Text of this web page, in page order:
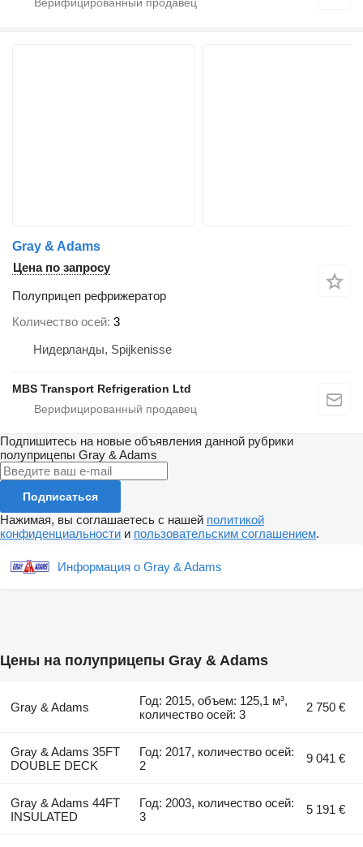
Gray & Adams
Цена по запросу
Полуприцеп рефрижератор
Количество осей 3
Нидерланды, Spijkenisse
MBS Transport Refrigeration Ltd
Подпишитесь на новые объявления данной рубрики
полуприцепы Gray & Adams
Подписаться
Нажимая, вы соглашаетесь с нашей политикой
конфиденциальности и пользовательским соглашением.
Информация о Gray & Adams
Цены на полуприцепы Gray & Adams
Gray & Adams
Год: 2015, объем: 125,1 м³,
количество осей: 3
2 750 €
Gray & Adams 35FT
DOUBLE DECK
Год: 2017, количество осей:
2
9 041 €
Gray & Adams 44FT
INSULATED
Год: 2003, количество осей:
3
5 191 €